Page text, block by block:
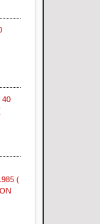
40
(